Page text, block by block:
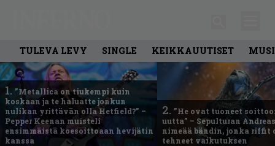
TULEVA LEVY SINGLE KEIKKAUUTISET
1. ”Metallica on tiukempi kuin
koskaan ja te haluatte jonkun
nulikan yrittävän olla Hetfield?” –
Pepper Keenan muisteli
ensimmäistä koesoittoaan hevijätin
kanssa
2. ”He ovat tuoneet
uutta” – Sepulturan
nimeää bändin, jonka riffit
tehneet vaikutuksen